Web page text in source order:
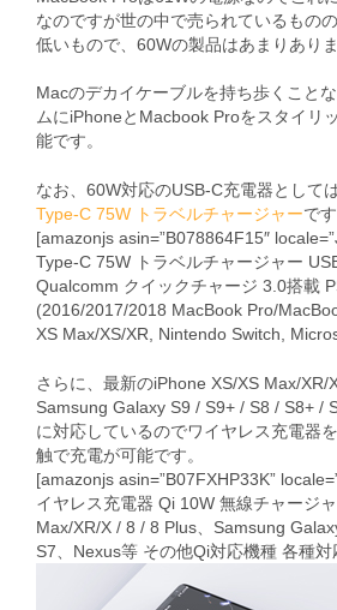
なのですが世の中で売られているもの
低いもので、60Wの製品はあまりありま
Macのデカイケーブルを持ち歩くこと
ムにiPhoneとMacbook Proをスタイリ
能です。
なお、60W対応のUSB-C充電器として
Type-C 75W トラベルチャージャーです
[amazonjs asin=”B078864F15″
Type-C 75W トラベルチャージャー
Qualcomm クイックチャージ 3.0搭載
(2016/2017/2018 MacBook Pro/
XS Max/XS/XR, Nintendo Switch,
さらに、最新のiPhone XS/XS Max/XR/
Samsung Galaxy S9 / S9+ / S8 / S8+ /
に対応しているのでワイヤレス充電器
触で充電が可能です。
[amazonjs asin=”B07FXHP33K”
イヤレス充電器 Qi 10W 無線チャージ
Max/XR/X / 8 / 8 Plus、Samsung
S7、Nexus等 その他Qi対応機種 各種対